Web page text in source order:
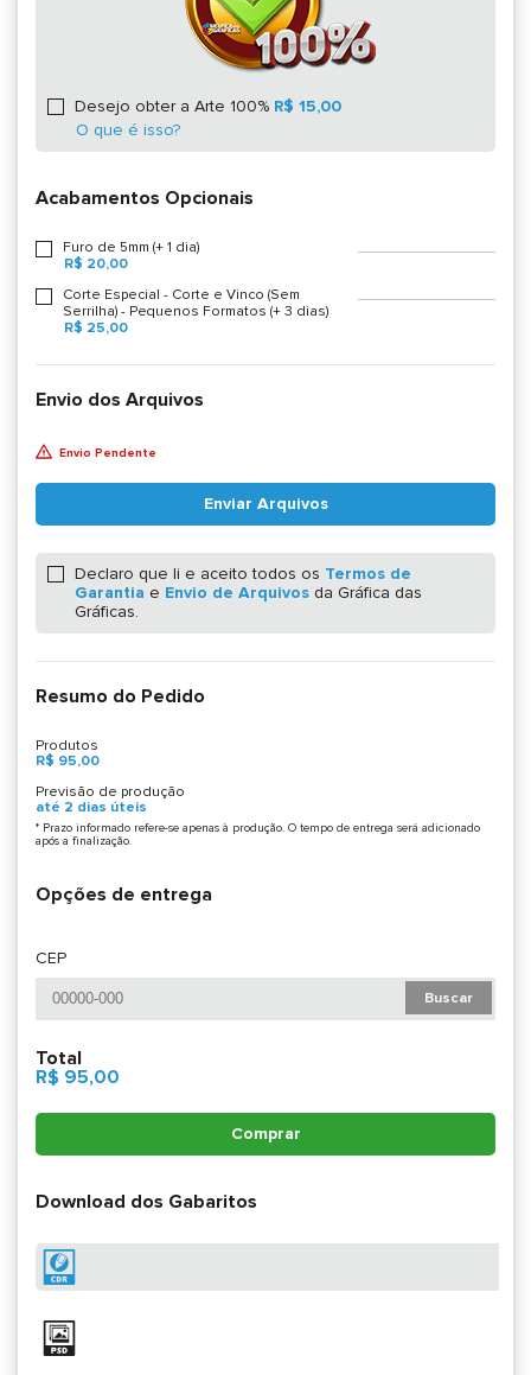
Desejo obter a Arte 100% R$ 15,00
O que é isso?
Acabamentos Opcionais
Furo de 5mm (+ 1 dia)
R$ 20,00
Corte Especial - Corte e Vinco (Sem
Serrilha) - Pequenos Formatos (+ 3 dias)
R$ 25,00
Envio dos Arquivos
Envio Pendente
Enviar Arquivos
Declaro que li e aceito todos os Termos de
Garantia e Envio de Arquivos da Gráfica das
Gráficas.
Resumo do Pedido
Produtos
R$ 95,00
Previsão de produção
até 2 dias úteis
* Prazo informado refere-se apenas à produção. O tempo de entrega será adicionado
após a finalização.
Opções de entrega
CEP
Buscar
Total
R$ 95,00
Comprar
Download dos Gabaritos